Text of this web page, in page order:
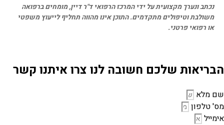
נכתב ונערך מקצועית על ידי המרכז הרפואי ד"ר דיין, מומחים ברפואה
משולבת וטיפולים מתקדמים. התוכן אינו מהווה תחליף לייעוץ משפטי
או רפואי פרטני.
הבריאות שלכם חשובה לנו צרו איתנו קשר
שם מלא
מס' טלפון
אימייל